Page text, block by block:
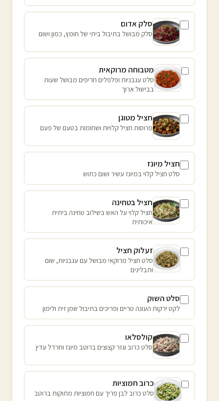
סלק אדום
סלק מבושל בתיבול ביתי של חומץ, כמון ושום
מטבוחה מרוקאית
סלט עגבניות ופלפלים חריפים מבושל שעות
בבישול ארוך
חציל מטוגן
פרוסות חציל קלויות ושחומות בטעם של פעם
חציל מיונז
סלט חציל קלוי במיונז עשיר ושום כתוש
חציל בטחינה
חציל קלוי על האש בשילוב טחינה ביתית
איכותית
זעלוק חציל
סלט חציל מרוקאי מבושל עם עגבניות, שום
ותבלינים
סלט השוק
לקט ירקות העונה טריים ופריכים בתיבול שמן זית ולימון
קולסלאו
סלט כרוב וגזר קצוצים ברוטב מיונז וחרדל עדין
כרוב חמוציות
סלט כרוב לבן פריך עם חמוציות מתוקות ברוטב